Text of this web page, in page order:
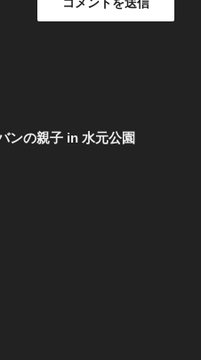
ンの親子 in 水元公園